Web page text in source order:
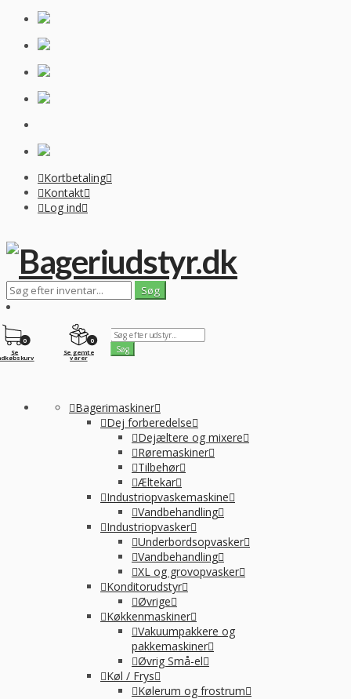
Kortbetaling
Kontakt
Log ind
0
Se gemte
varer
0
Se
Bagerimaskiner
Dej forberedelse
Dejæltere og mixere
Røremaskiner
Tilbehør
Æltekar
Industriopvaskemaskine
Vandbehandling
Industriopvasker
Underbordsopvasker
Vandbehandling
XL og grovopvasker
Konditorudstyr
Øvrige
Køkkenmaskiner
Vakuumpakkere og
pakkemaskiner
Øvrig Små-el
Køl / Frys
Kølerum og frostrum